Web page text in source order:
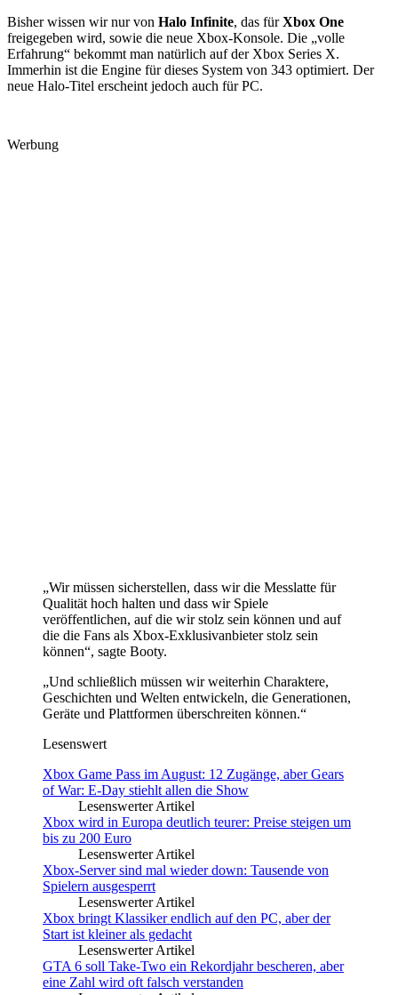
Bisher wissen wir nur von Halo Infinite, das fürXbox One
freigegeben wird, sowie die neue Xbox-Konsole. Die „volle
Erfahrung“ bekommt man natürlich auf der Xbox Series X.
Immerhin ist die Engine für dieses System von 343 optimiert. Der
neue Halo-Titel erscheint jedoch auch für PC.
Werbung
„Wir müssen sicherstellen, dass wir die Messlatte für
Qualität hoch halten und dass wir Spiele
veröffentlichen, auf die wir stolz sein können und auf
die die Fans als Xbox-Exklusivanbieter stolz sein
können“, sagte Booty.
„Und schließlich müssen wir weiterhin Charaktere,
Geschichten und Welten entwickeln, die Generationen,
Geräte und Plattformen überschreiten können.“
Lesenswert
Xbox Game Pass im August: 12 Zugänge, aber Gears
of War: E-Day stiehlt allen die Show
Lesenswerter Artikel
Xbox wird in Europa deutlich teurer: Preise steigen um
bis zu 200 Euro
Lesenswerter Artikel
Xbox-Server sind mal wieder down: Tausende von
Spielern ausgesperrt
Lesenswerter Artikel
Xbox bringt Klassiker endlich auf den PC, aber der
Start ist kleiner als gedacht
Lesenswerter Artikel
GTA 6 soll Take-Two ein Rekordjahr bescheren, aber
eine Zahl wird oft falsch verstanden